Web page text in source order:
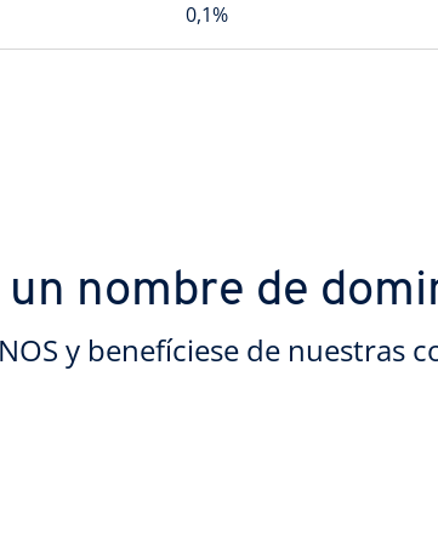
0,1%
un nombre de
y benefíciese de nuestras